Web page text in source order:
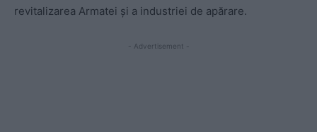
revitalizarea Armatei și a industriei de apărare.
- Advertisement -